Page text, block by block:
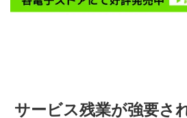
サービス残業が強要さ